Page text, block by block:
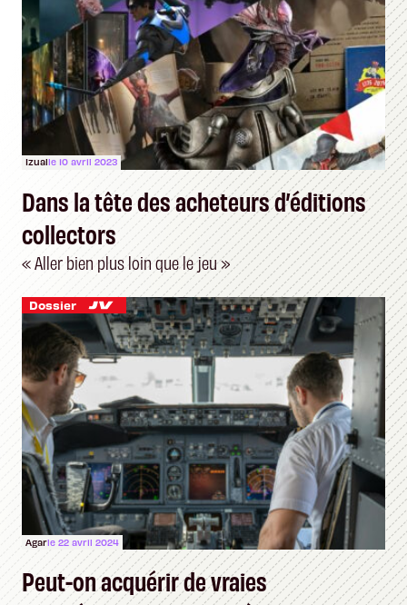
Izualle 10 avril 2023
Dans la tête des acheteurs d’éditions
collectors
« Aller bien plus loin que le jeu »
Dossier
Agarle 22 avril 2024
Peut-on acquérir de vraies